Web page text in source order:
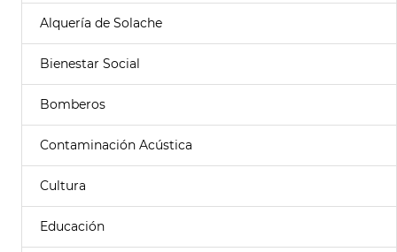
Alquería de Solache
Bienestar Social
Bomberos
Contaminación Acústica
Cultura
Educación